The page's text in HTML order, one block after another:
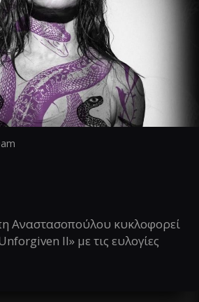
Αναστασοπούλου κυκλοφορεί
II» με τις ευλογίες